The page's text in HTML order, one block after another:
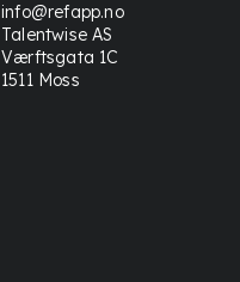
info@refapp.no
Talentwise AS
Værftsgata 1C
1511 Moss